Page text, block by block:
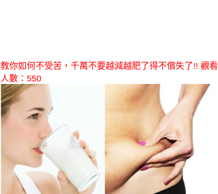
教你如何不受苦，千萬不要越減越肥了得不償失了!! 觀看
人數：550